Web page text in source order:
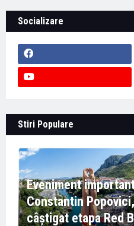
Socializare
Stiri Populare
Eveniment
Constantin
câștigat etapa Red